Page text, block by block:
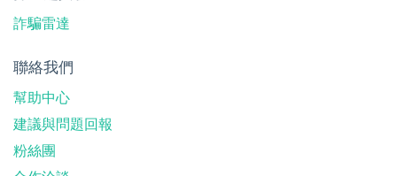
詐騙雷達
聯絡我們
幫助中心
建議與問題回報
粉絲團